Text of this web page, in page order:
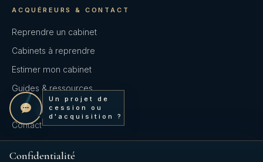
Confidentialité
ACQUÉREURS & CONTACT
Reprendre un cabinet
Cabinets à reprendre
Estimer mon cabinet
Guides & ressources
Prendre contact
Contact
Un projet de
cession ou
d'acquisition ?